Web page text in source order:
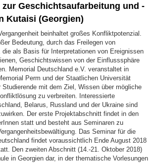
Geschichtsaufarbeitung und -
Kutaisi (Georgien)
beinhaltet großes Konfliktpotenzial.
Bedeutung, durch das Freilegen von
die als Basis für Interpretationen von Ereignissen
Geschichtswissen von der Einflusssphäre
Memorial Deutschland e.V. veranstaltet in
Perm und der Staatlichen Universität
mit dem Ziel, Wissen über mögliche
zu verbreiten. Interessierte
Belarus, Russland und der Ukraine sind
Der erste Projektabschnitt findet in den
statt und besteht aus Seminaren zu
Das Seminar für die
findet voraussichtlich Ende August 2018
Den zweiten Abschnitt (14.-21. Oktober 2018)
in Georgien dar, in der thematische Vorlesungen